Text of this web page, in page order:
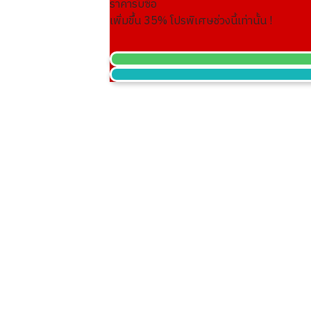
gold coin
8.3g
THB 40,982.25
ราคารับซื้อ
เพิ่มขึ้น35% โปรพิเศษช่วงนี้เท่านั้น !